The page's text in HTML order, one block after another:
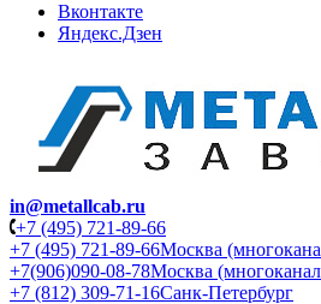
Вконтакте
Яндекс.Дзен
in@metallcab.ru
+7 (495) 721-89-66
+7 (495) 721-89-66Москва
+7(906)090-08-78Москва
+7 (812) 309-71-16Санк-Петербург